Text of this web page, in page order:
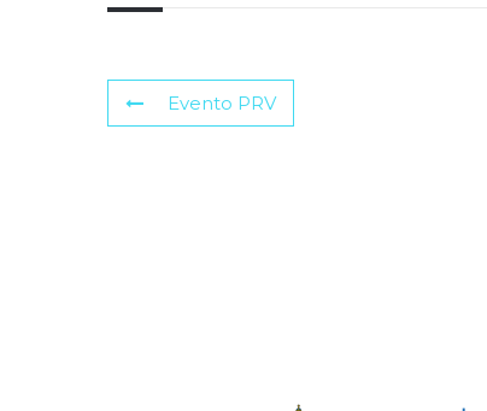
Evento PRV